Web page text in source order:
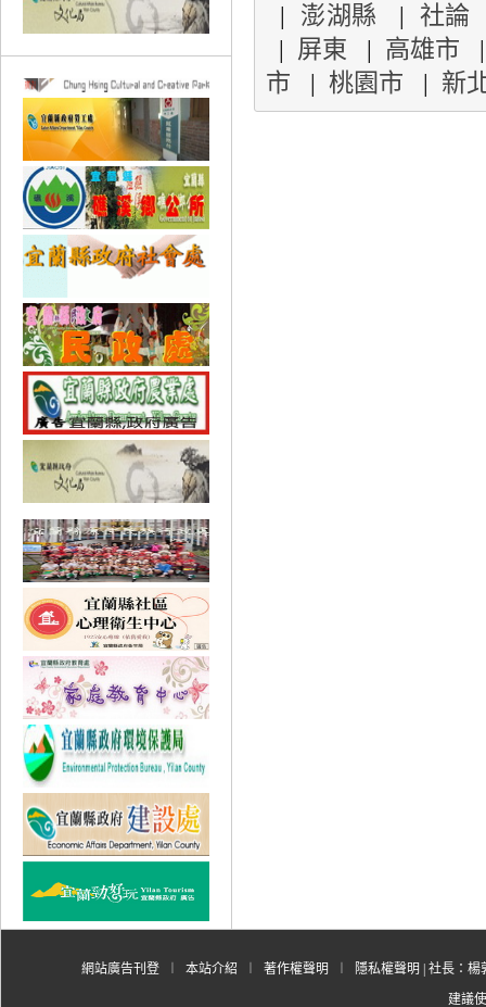
| 澎湖縣 | 社論
| 屏東 | 高雄市
市 | 桃園市 | 新
網站廣告刊登 本站介紹 著作權聲明 隱私權聲明 | 社長：
建議